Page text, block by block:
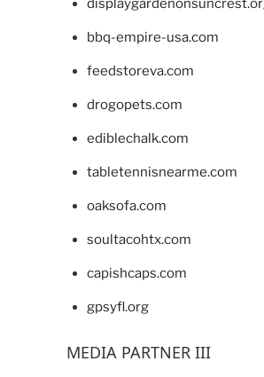
bbq-empire-usa.com
feedstoreva.com
drogopets.com
ediblechalk.com
tabletennisnearme.com
oaksofa.com
soultacohtx.com
capishcaps.com
gpsyfl.org
MEDIA PARTNER III